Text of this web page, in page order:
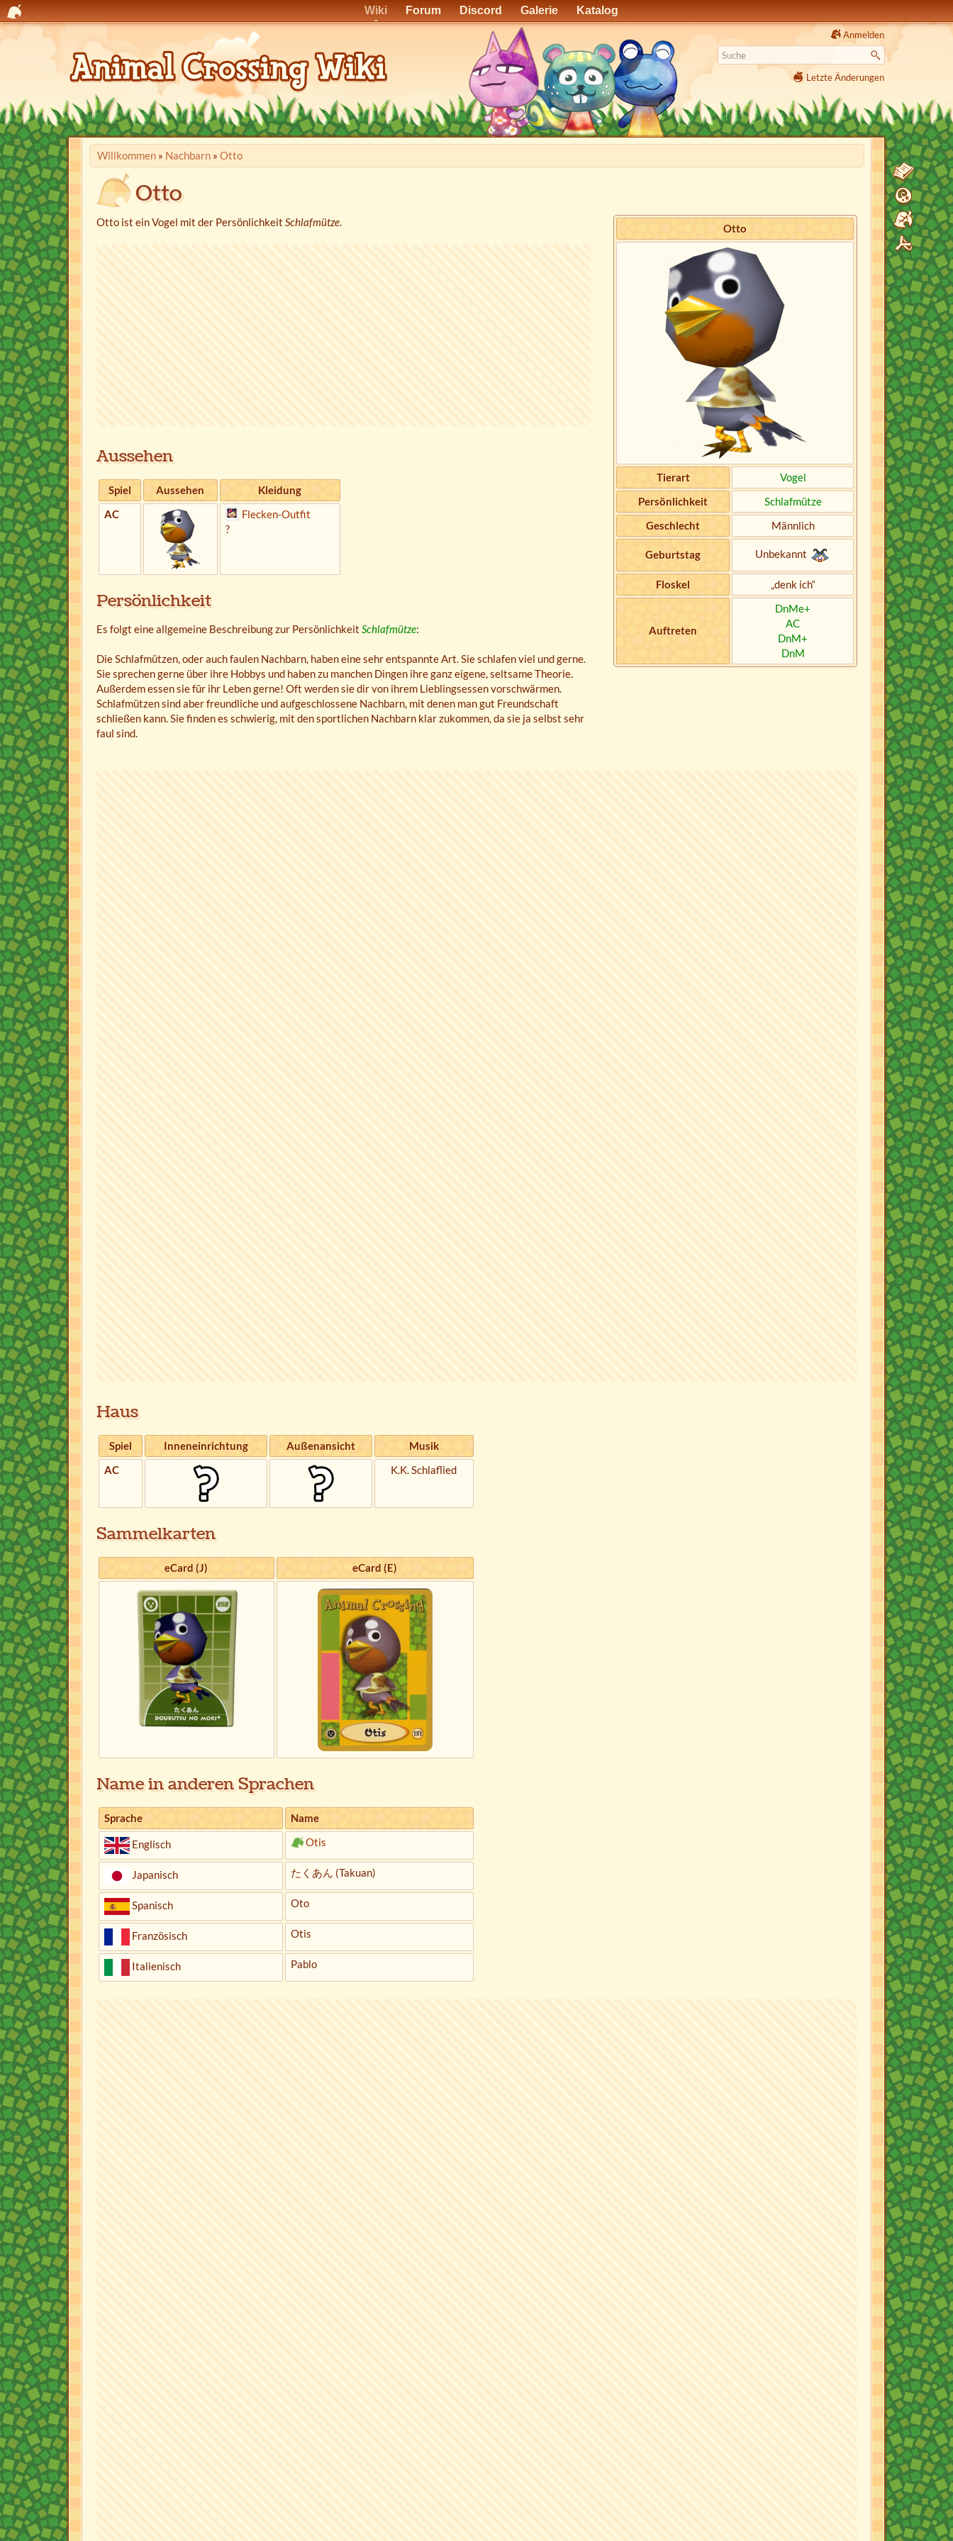
Wiki Forum Discord Galerie Katalog
Anmelden
Letzte Änderungen
Willkommen» Nachbarn» Otto
Otto
Otto
Tierart
Vogel
Persönlichkeit
Schlafmütze
Geschlecht
Männlich
Geburtstag Unbekannt
Floskel „denk ich“
Auftreten
DnMe+
AC
DnM+
DnM
Otto ist ein Vogel mit der Persönlichkeit Schlafmütze.
Aussehen
Spiel Aussehen
Kleidung
AC
Flecken-Outfit
?
Persönlichkeit
Es folgt eine allgemeine Beschreibung zur Persönlichkeit Schlafmütze:
Die Schlafmützen, oder auch faulen Nachbarn, haben eine sehr entspannte Art. Sie schlafen viel und gerne.
Sie sprechen gerne über ihre Hobbys und haben zu manchen Dingen ihre ganz eigene, seltsame Theorie.
Außerdem essen sie für ihr Leben gerne! Oft werden sie dir von ihrem Lieblingsessen vorschwärmen.
Schlafmützen sind aber freundliche und aufgeschlossene Nachbarn, mit denen man gut Freundschaft
schließen kann. Sie finden es schwierig, mit den sportlichen Nachbarn klar zukommen, da sie ja selbst sehr
faul sind.
Haus
Spiel Inneneinrichtung Außenansicht
Musik
AC
K.K. Schlaflied
Sammelkarten
eCard (J) eCard (E)
Name in anderen Sprachen
Sprache Name
Englisch Otis
Japanisch たくあん (Takuan)
Spanisch Oto
Französisch Otis
Italienisch Pablo